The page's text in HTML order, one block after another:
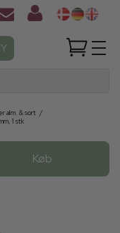
alm. & sort /
1 stk
Køb